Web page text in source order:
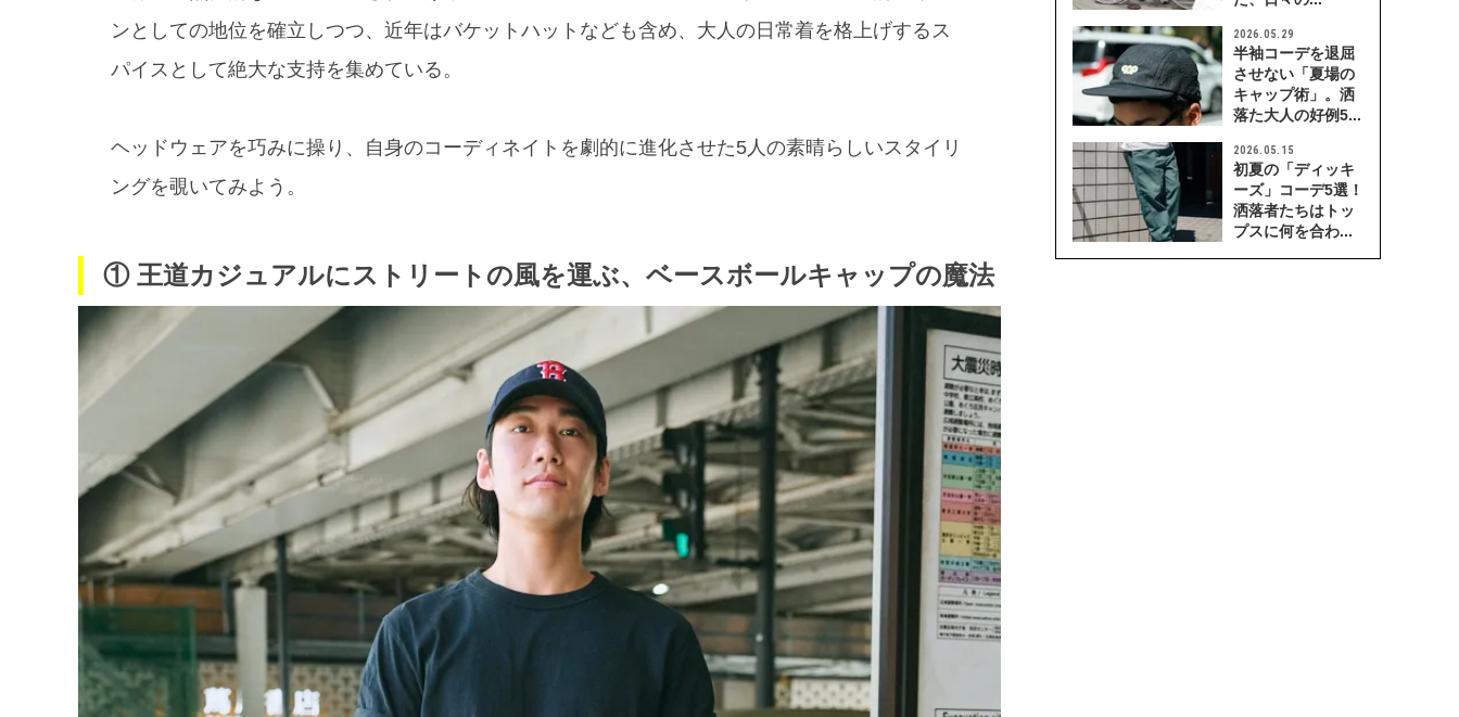
ンとしての地位を確立しつつ、近年はバケットハットなども含め、大人の日常着を格上げするス
パイスとして絶大な支持を集めている。
ヘッドウェアを巧みに操り、自身のコーディネイトを劇的に進化させた5人の素晴らしいスタイリ
ングを覗いてみよう。
① 王道カジュアルにストリートの風を運ぶ、ベースボールキャップの魔法
2026.05.29
半袖コーデを退屈
させない「夏場の
キャップ術」。洒
落た大人の好例5...
2026.05.15
初夏の「ディッキ
ーズ」コーデ5選！
洒落者たちはトッ
プスに何を合わ...